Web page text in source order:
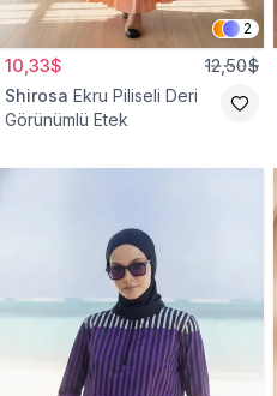
2
10,33$ 12,50$
Shirosa Ekru Piliseli Deri
Görünümlü Etek